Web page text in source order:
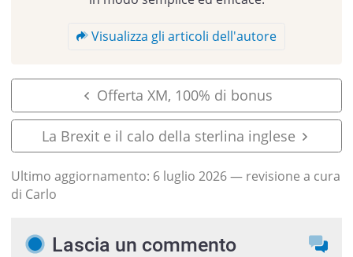
Visualizza gli articoli dell'autore
Offerta XM, 100% di bonus
La Brexit e il calo della sterlina inglese
Ultimo aggiornamento: 6 luglio 2026— revisione a cura
di Carlo
Lascia un commento